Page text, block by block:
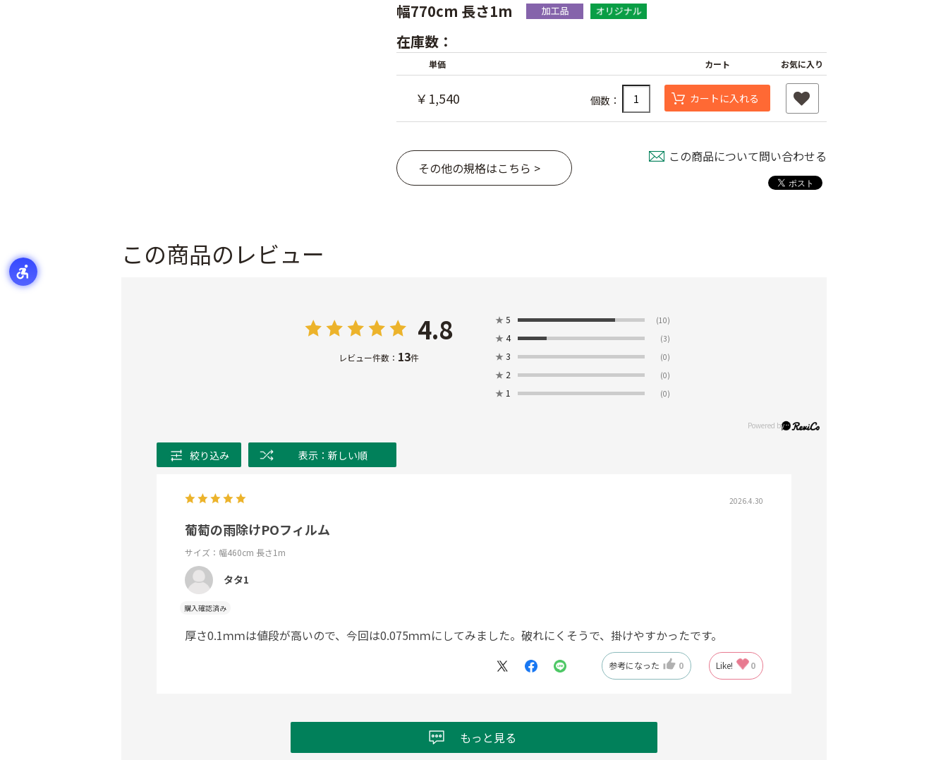
幅770cm 長さ1m
在庫数：
単価 カート お気に入り
￥1,540 個数： カートに入れる
その他の規格はこちら >
この商品について問い合わせる
この商品のレビュー
4.8
レビュー件数： 13件
★ 5 (10)
★ 4 (3)
★ 3 (0)
★ 2 (0)
★ 1 (0)
絞り込み 表示：新しい順
2026.4.30
葡萄の雨除けPOフィルム
サイズ：幅460cm 長さ1m
タタ1
購入確認済み
厚さ0.1ｍｍは値段が高いので、今回は0.075ｍｍにしてみました。破れにくそうで、掛けやすかったです。
参考になった 0 Like! 0
もっと見る